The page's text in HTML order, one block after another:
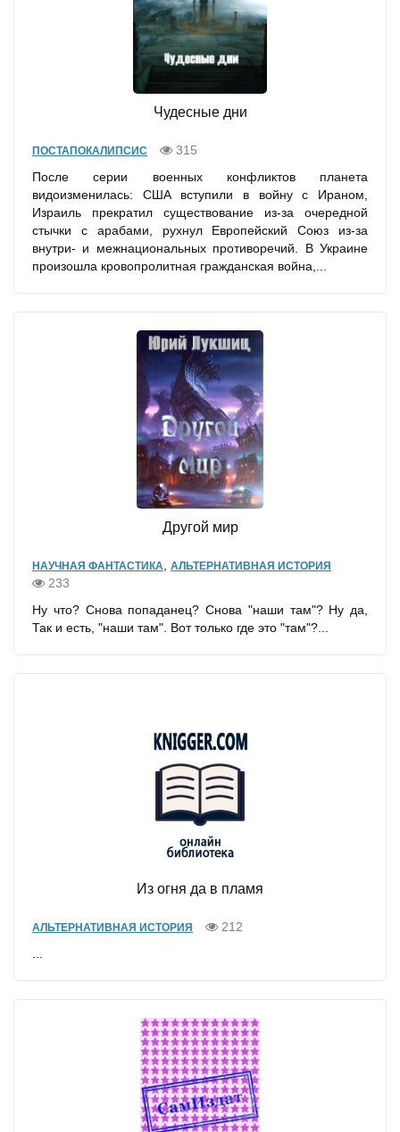
Чудесные дни
ПОСТАПОКАЛИПСИС
315
После серии военных конфликтов планета
видоизменилась: США вступили в войну с Ираном,
Израиль прекратил существование из-за очередной
стычки с арабами, рухнул Европейский Союз из-за
внутри- и межнациональных противоречий. В Украине
произошла кровопролитная гражданская война,...
Другой мир
НАУЧНАЯ ФАНТАСТИКА АЛЬТЕРНАТИВНАЯ ИСТОРИЯ
233
Ну что? Снова попаданец? Снова "наши там"? Ну да,
Так и есть, "наши там". Вот только где это "тaм"?...
Из огня да в пламя
АЛЬТЕРНАТИВНАЯ ИСТОРИЯ
212